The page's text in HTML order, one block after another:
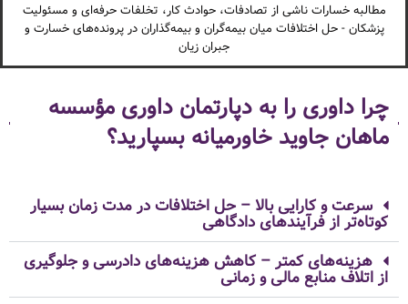
مطالبه خسارات ناشی از تصادفات، حوادث کار، تخلفات حرفه‌ای و مسئولیت
پزشکان - حل اختلافات میان بیمه‌گران و بیمه‌گذاران در پرونده‌های خسارت و
جبران زیان
چرا داوری را به دپارتمان داوری مؤسسه
ماهان جاوید خاورمیانه بسپارید؟
سرعت و کارایی بالا – حل اختلافات در مدت زمان بسیار
کوتاه‌تر از فرآیندهای دادگاهی
هزینه‌های کمتر – کاهش هزینه‌های دادرسی و جلوگیری
از اتلاف منابع مالی و زمانی